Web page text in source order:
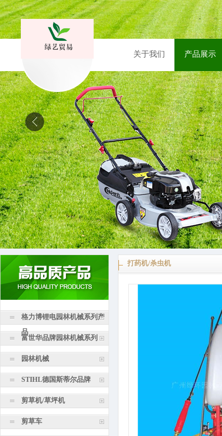
关于我们 产品展示
格力博锂电园林机械系列产
品
富世华品牌园林机械系列
园林机械
STIHL德国斯蒂尔品牌
剪草机/草坪机
剪草车
打药机/杀虫机